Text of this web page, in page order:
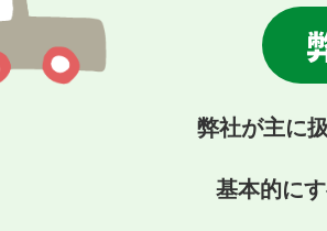
弊社が主に
基本的に